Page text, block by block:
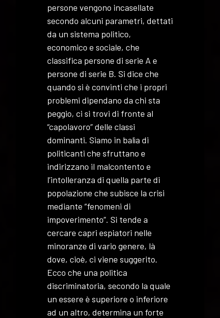
persone vengono incasellate
secondo alcuni parametri, dettati
da un sistema politico,
economico e sociale, che
classifica persone di serie A e
persone di serie B. Si dice che
quando si è convinti che i propri
problemi dipendano da chi sta
peggio, ci si trovi di fronte al
“capolavoro” delle classi
dominanti. Siamo in balìa di
politicanti che sfruttano e
indirizzano il malcontento e
l’intolleranza di quella parte di
popolazione che subisce la crisi
mediante “fenomeni di
impoverimento”. Si tende a
cercare capri espiatori nelle
minoranze di vario genere, là
dove, cioè, ci viene suggerito.
Ecco che una politica
discriminatoria, secondo la quale
un essere è superiore o inferiore
ad un altro, determina un forte